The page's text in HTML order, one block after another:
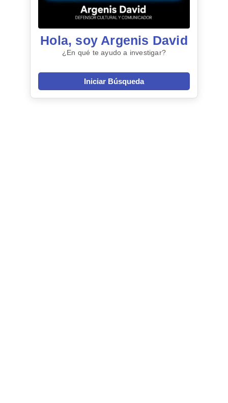
Hola, soy Argenis David
¿En qué te ayudo a investigar?
Iniciar Búsqueda